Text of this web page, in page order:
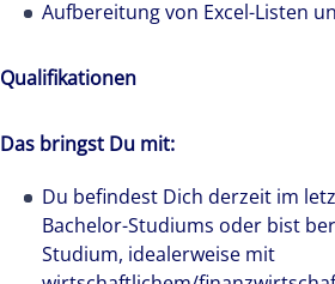
Aufbereitung von Excel-Listen
Qualifikationen
Das bringst Du mit:
Du befindest Dich derzeit im
Bachelor-Studiums oder bist
Studium, idealerweise mit
Wir stehen für lokale
Colliers ihre Erfahrungen und
den Dienst unserer Kunden.